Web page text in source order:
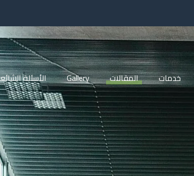
خدمات المقالات Gallery الأسئلة